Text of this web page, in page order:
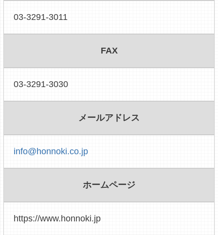
03-3291-3011
FAX
03-3291-3030
メールアドレス
info@honnoki.co.jp
ホームページ
https://www.honnoki.jp